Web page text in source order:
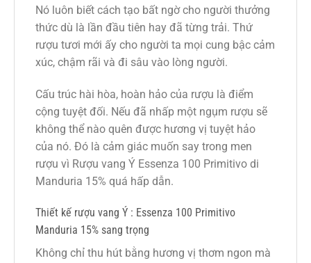
Nó luôn biết cách tạo bất ngờ cho người thưởng
thức dù là lần đầu tiên hay đã từng trải. Thứ
rượu tươi mới ấy cho người ta mọi cung bậc cảm
xúc, chậm rãi và đi sâu vào lòng người.
Cấu trúc hài hòa, hoàn hảo của rượu là điểm
cộng tuyệt đối. Nếu đã nhấp một ngụm rượu sẽ
không thể nào quên được hương vị tuyệt hảo
của nó. Đó là cảm giác muốn say trong men
rượu vì Rượu vang Ý Essenza 100 Primitivo di
Manduria 15% quá hấp dẫn.
Thiết kế rượu vang Ý : Essenza 100 Primitivo
Manduria 15% sang trọng
Không chỉ thu hút bằng hương vị thơm ngon mà